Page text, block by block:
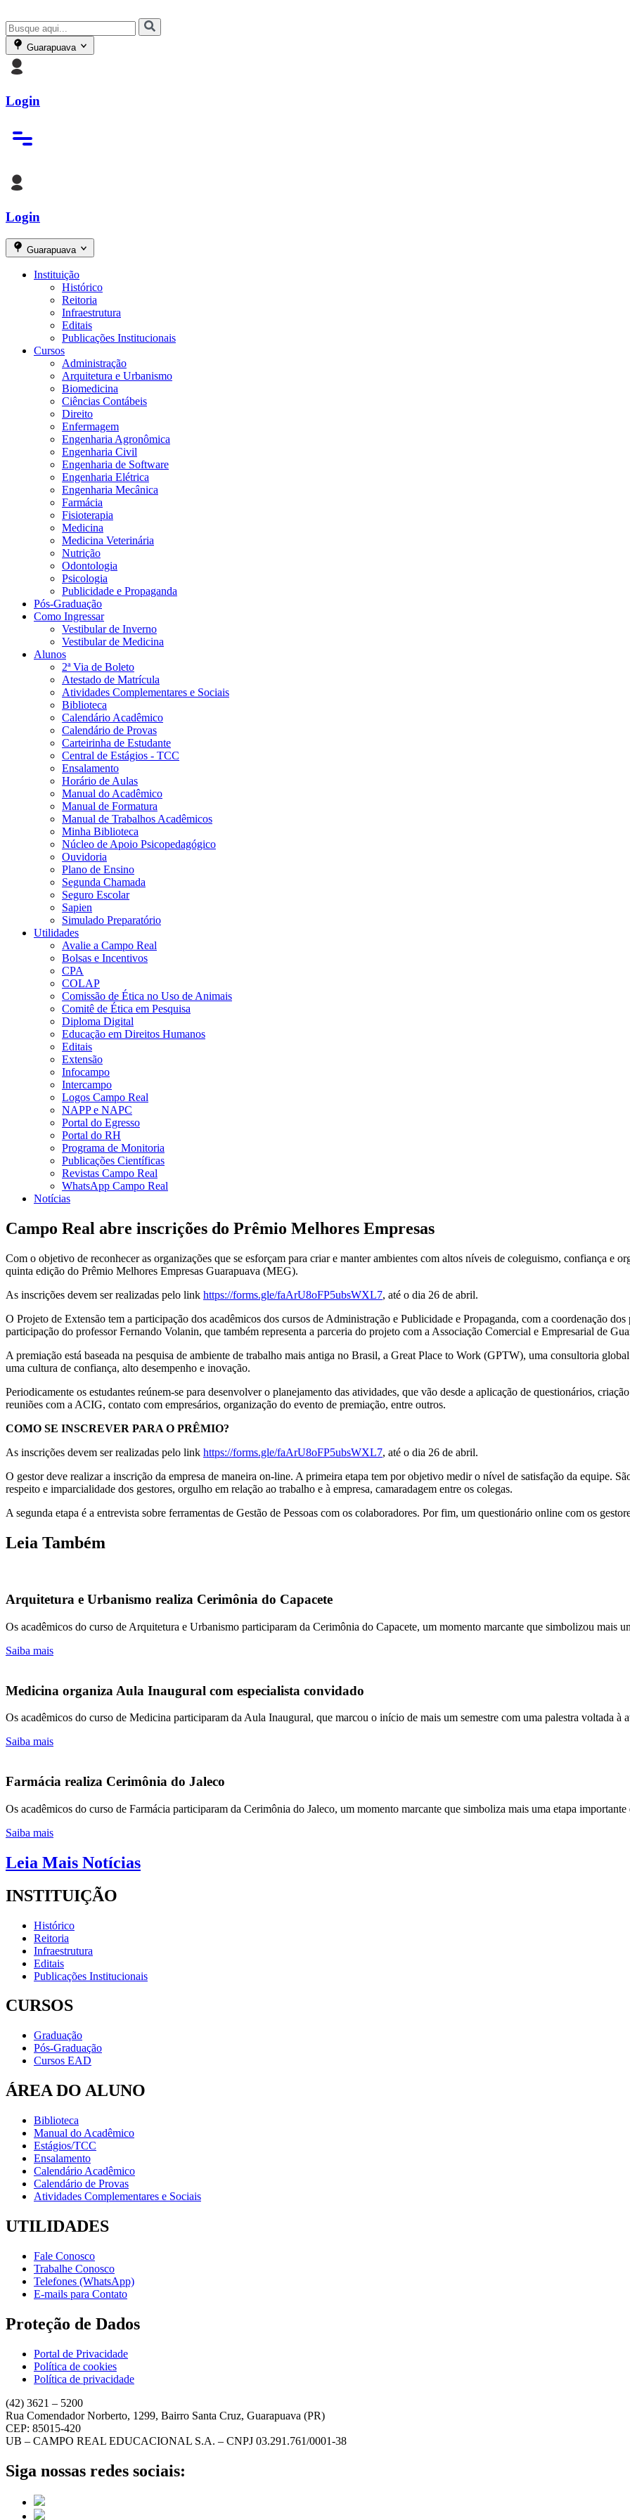
Guarapuava
Login
Login
Guarapuava
Instituição
Histórico
Reitoria
Infraestrutura
Editais
Publicações Institucionais
Cursos
Administração
Arquitetura e Urbanismo
Biomedicina
Ciências Contábeis
Direito
Enfermagem
Engenharia Agronômica
Engenharia Civil
Engenharia de Software
Engenharia Elétrica
Engenharia Mecânica
Farmácia
Fisioterapia
Medicina
Medicina Veterinária
Nutrição
Odontologia
Psicologia
Publicidade e Propaganda
Pós-Graduação
Como Ingressar
Vestibular de Inverno
Vestibular de Medicina
Alunos
2ª Via de Boleto
Atestado de Matrícula
Atividades Complementares e Sociais
Biblioteca
Calendário Acadêmico
Calendário de Provas
Carteirinha de Estudante
Central de Estágios - TCC
Ensalamento
Horário de Aulas
Manual do Acadêmico
Manual de Formatura
Manual de Trabalhos Acadêmicos
Minha Biblioteca
Núcleo de Apoio Psicopedagógico
Ouvidoria
Plano de Ensino
Segunda Chamada
Seguro Escolar
Sapien
Simulado Preparatório
Utilidades
Avalie a Campo Real
Bolsas e Incentivos
CPA
COLAP
Comissão de Ética no Uso de Animais
Comitê de Ética em Pesquisa
Diploma Digital
Educação em Direitos Humanos
Editais
Extensão
Infocampo
Intercampo
Logos Campo Real
NAPP e NAPC
Portal do Egresso
Portal do RH
Programa de Monitoria
Publicações Científicas
Revistas Campo Real
WhatsApp Campo Real
Notícias
Campo Real abre inscrições do Prêmio Melhores Empresas
Com o objetivo de reconhecer as organizações que se esforçam para criar e manter ambientes com altos níveis de coleguismo, confiança e
quinta edição do Prêmio Melhores Empresas Guarapuava (MEG).
As inscrições devem ser realizadas pelo link https://forms.gle/faArU8oFP5ubsWXL7, até o dia 26 de abril.
O Projeto de Extensão tem a participação dos acadêmicos dos cursos de Administração e Publicidade e Propaganda, com a coordenação
participação do professor Fernando Volanin, que também representa a parceria do projeto com a Associação Comercial e Empresarial de
A premiação está baseada na pesquisa de ambiente de trabalho mais antiga no Brasil, a Great Place to Work (GPTW), uma consultoria
uma cultura de confiança, alto desempenho e inovação.
Periodicamente os estudantes reúnem-se para desenvolver o planejamento das atividades, que vão desde a aplicação de questionários,
reuniões com a ACIG, contato com empresários, organização do evento de premiação, entre outros.
COMO SE INSCREVER PARA O PRÊMIO?
As inscrições devem ser realizadas pelo link https://forms.gle/faArU8oFP5ubsWXL7, até o dia 26 de abril.
O gestor deve realizar a inscrição da empresa de maneira on-line. A primeira etapa tem por objetivo medir o nível de satisfação da equipe.
respeito e imparcialidade dos gestores, orgulho em relação ao trabalho e à empresa, camaradagem entre os colegas.
A segunda etapa é a entrevista sobre ferramentas de Gestão de Pessoas com os colaboradores. Por fim, um questionário online com os
Leia Também
Arquitetura e Urbanismo realiza Cerimônia do Capacete
Os acadêmicos do curso de Arquitetura e Urbanismo participaram da Cerimônia do Capacete, um momento marcante que simbolizou mais
Saiba mais
Medicina organiza Aula Inaugural com especialista convidado
Os acadêmicos do curso de Medicina participaram da Aula Inaugural, que marcou o início de mais um semestre com uma palestra voltada à
Saiba mais
Farmácia realiza Cerimônia do Jaleco
Os acadêmicos do curso de Farmácia participaram da Cerimônia do Jaleco, um momento marcante que simboliza mais uma etapa
Saiba mais
Leia Mais Notícias
INSTITUIÇÃO
Histórico
Reitoria
Infraestrutura
Editais
Publicações Institucionais
CURSOS
Graduação
Pós-Graduação
Cursos EAD
ÁREA DO ALUNO
Biblioteca
Manual do Acadêmico
Estágios/TCC
Ensalamento
Calendário Acadêmico
Calendário de Provas
Atividades Complementares e Sociais
UTILIDADES
Fale Conosco
Trabalhe Conosco
Telefones (WhatsApp)
E-mails para Contato
Proteção de Dados
Portal de Privacidade
Política de cookies
Política de privacidade
(42) 3621 – 5200
Rua Comendador Norberto, 1299, Bairro Santa Cruz, Guarapuava (PR)
CEP: 85015-420
UB – CAMPO REAL EDUCACIONAL S.A. – CNPJ 03.291.761/0001-38
Siga nossas redes sociais: